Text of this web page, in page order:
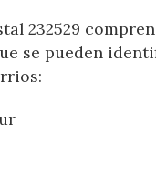
232529
se pueden